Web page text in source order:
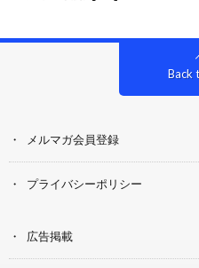
Back
メルマガ会員登録
プライバシーポリシー
広告掲載